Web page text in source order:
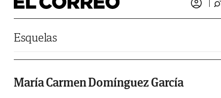
Esquelas
María Carmen Domínguez García